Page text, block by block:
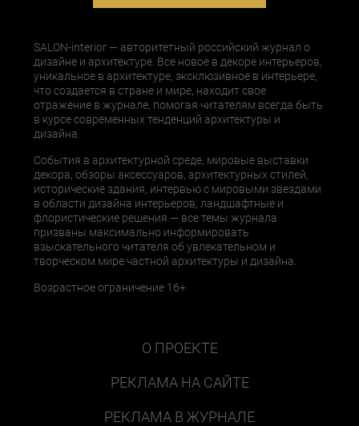
SALON-interior — авторитетный российский журнал о
дизайне и архитектуре. Все новое в декоре интерьеров,
уникальное в архитектуре, эксклюзивное в интерьере,
что создается в стране и мире, находит свое
отражение в журнале, помогая читателям всегда быть
в курсе современных тенденций архитектуры и
дизайна.
События в архитектурной среде, мировые выставки
декора, обзоры аксессуаров, архитектурных стилей,
исторические здания, интервью с мировыми звездами
в области дизайна интерьеров, ландшафтные и
флористические решения — все темы журнала
призваны максимально информировать
взыскательного читателя об увлекательном и
творческом мире частной архитектуры и дизайна.
Возрастное ограничение 16+
О ПРОЕКТЕ
РЕКЛАМА НА САЙТЕ
РЕКЛАМА В ЖУРНАЛЕ